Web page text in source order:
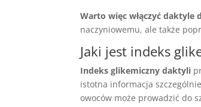
Warto więc włączyć daktyle
naczyniowemu, ale także
Jaki jest indeks
Indeks glikemiczny daktyli
istotna informacja
owoców może prowadzić do